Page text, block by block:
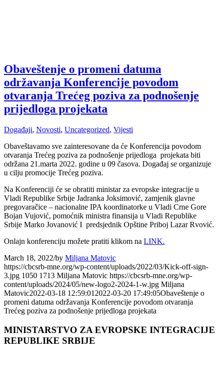
Obaveštenje o promeni datuma
održavanja Konferencije povodom
otvaranja Trećeg poziva za podnošenje
prijedloga projekata
Događaji, Novosti, Uncategorized, Vijesti
Obaveštavamo sve zainteresovane da će Konferencija povodom
otvaranja Trećeg poziva za podnošenje prijedloga projekata biti
održana 21.marta 2022. godine u 09 časova. Događaj se organizuje
u cilju promocije Trećeg poziva.
Na Konferenciji će se obratiti ministar za evropske integracije u
Vladi Republike Srbije Jadranka Joksimović, zamjenik glavne
pregovaračice – nacionalne IPA koordinatorke u Vladi Crne Gore
Bojan Vujović, pomoćnik ministra finansija u Vladi Republike
Srbije Marko Jovanović I predsjednik Opštine Priboj Lazar Rvović.
Onlajn konferenciju možete pratiti klikom na LINK.
March 18, 2022/by Miljana Matovic
https://cbcsrb-mne.org/wp-content/uploads/2022/03/Kick-off-sign-
3.jpg 1050 1713 Miljana Matovic https://cbcsrb-mne.org/wp-
content/uploads/2024/05/new-logo2-2024-1-w.jpg Miljana
Matovic2022-03-18 12:59:01 2022-03-20 17:49:05Obaveštenje o
promeni datuma održavanja Konferencije povodom otvaranja
Trećeg poziva za podnošenje prijedloga projekata
MINISTARSTVO ZA EVROPSKE INTEGRACIJE
REPUBLIKE SRBIJE